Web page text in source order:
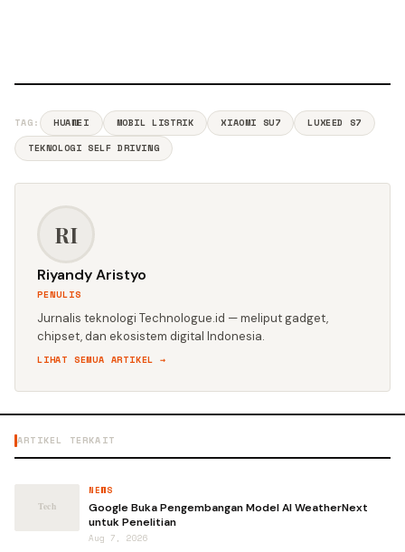
TAG: HUAWEI MOBIL LISTRIK XIAOMI SU7
LUXEED S7
TEKNOLOGI SELF DRIVING
RI
Riyandy Aristyo
PENULIS
Jurnalis teknologi Technologue.id — meliput gadget,
chipset, dan ekosistem digital Indonesia.
LIHAT SEMUA ARTIKEL →
ARTIKEL TERKAIT
NEWS
Google Buka Pengembangan Model AI WeatherNext
untuk Penelitian
Aug 7, 2026